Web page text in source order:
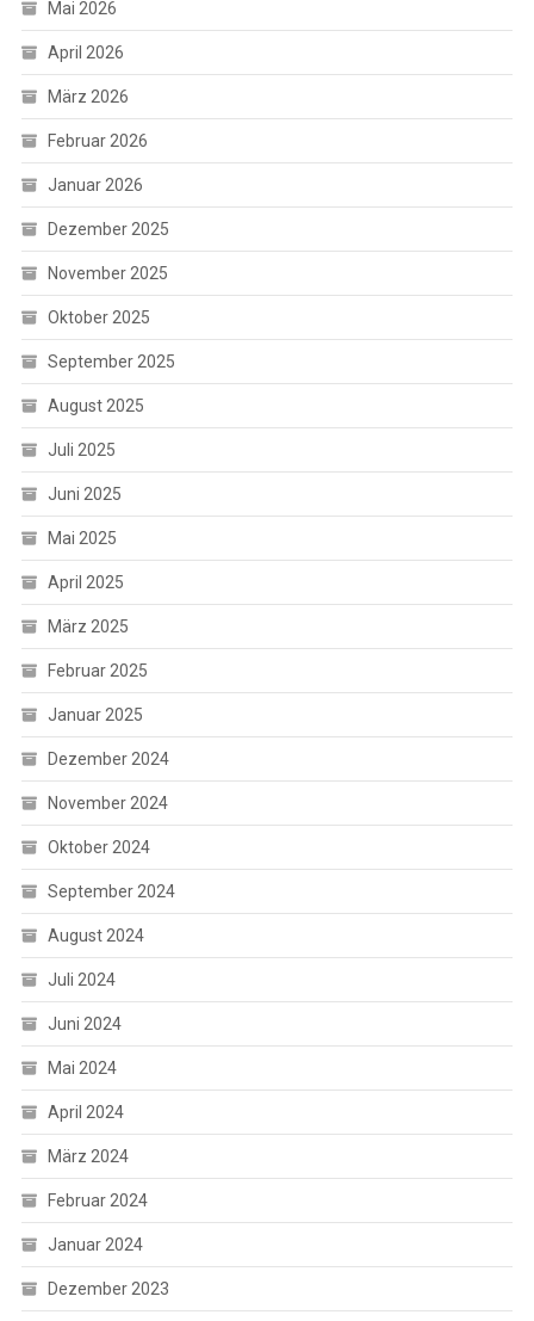
Mai 2026
April 2026
März 2026
Februar 2026
Januar 2026
Dezember 2025
November 2025
Oktober 2025
September 2025
August 2025
Juli 2025
Juni 2025
Mai 2025
April 2025
März 2025
Februar 2025
Januar 2025
Dezember 2024
November 2024
Oktober 2024
September 2024
August 2024
Juli 2024
Juni 2024
Mai 2024
April 2024
März 2024
Februar 2024
Januar 2024
Dezember 2023